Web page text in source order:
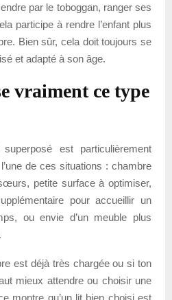
par le toboggan, ranger ses
participe à rendre l’enfant plus
Bien sûr, cela doit toujours se
et adapté à son âge.
vraiment ce type
est particulièrement
de ces situations : chambre
petite surface à optimiser,
pour accueillir un
ou envie d’un meuble plus
est déjà très chargée ou si ton
mieux attendre ou choisir une
montre qu’un lit bien choisi est